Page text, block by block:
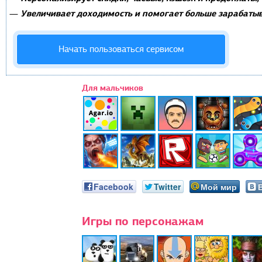
— Увеличивает доходимость и помогает больше
Начать пользоваться сервисом
Для мальчиков
Facebook Twitter Мой мир
Игры по персонажам